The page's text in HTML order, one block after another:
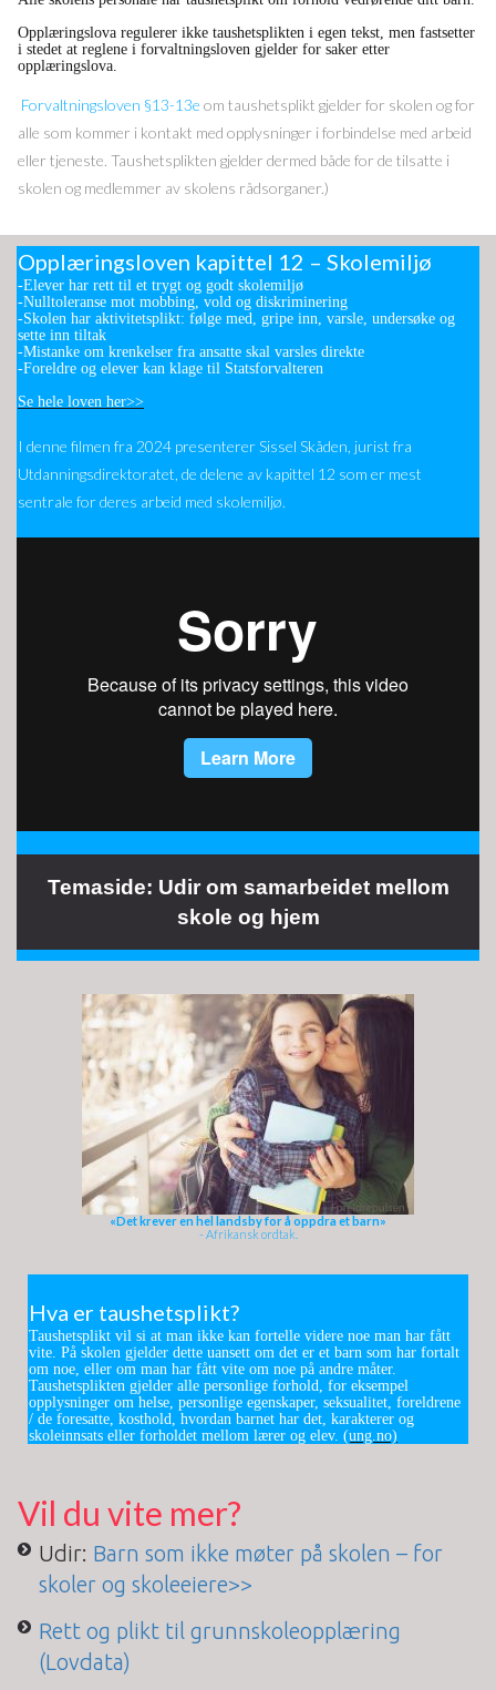
Opplæringslova regulerer ikke taushetsplikten i egen tekst, men fastsetter
i stedet at reglene i forvaltningsloven gjelder for saker etter
opplæringslova.
Forvaltningsloven §13-13e om taushetsplikt gjelder for skolen og for
alle som kommer i kontakt med opplysninger i forbindelse med arbeid
eller tjeneste. Taushetsplikten gjelder dermed både for de tilsatte i
skolen og medlemmer av skolens rådsorganer.)
Opplæringsloven kapittel 12 – Skolemiljø
-Elever har rett til et trygt og godt skolemiljø
-Nulltoleranse mot mobbing, vold og diskriminering
-Skolen har aktivitetsplikt: følge med, gripe inn, varsle, undersøke og
sette inn tiltak
-Mistanke om krenkelser fra ansatte skal varsles direkte
-Foreldre og elever kan klage til Statsforvalteren
Se hele loven her>>
I denne filmen fra 2024 presenterer Sissel Skåden, jurist fra
Utdanningsdirektoratet, de delene av kapittel 12 som er mest
sentrale for deres arbeid med skolemiljø.
Temaside: Udir om samarbeidet mellom
skole og hjem
«Det krever en hel landsby for å oppdra et barn»
- Afrikansk ordtak.
Hva er taushetsplikt?
Taushetsplikt vil si at man ikke kan fortelle videre noe man har fått
vite. På skolen gjelder dette uansett om det er et barn som har fortalt
om noe, eller om man har fått vite om noe på andre måter.
Taushetsplikten gjelder alle personlige forhold, for eksempel
opplysninger om helse, personlige egenskaper, seksualitet, foreldrene
/ de foresatte, kosthold, hvordan barnet har det, karakterer og
skoleinnsats eller forholdet mellom lærer og elev. (ung.no)
Vil du vite mer?
Udir: Barn som ikke møter på skolen – for
skoler og skoleeiere>>
Rett og plikt til grunnskoleopplæring
(Lovdata)